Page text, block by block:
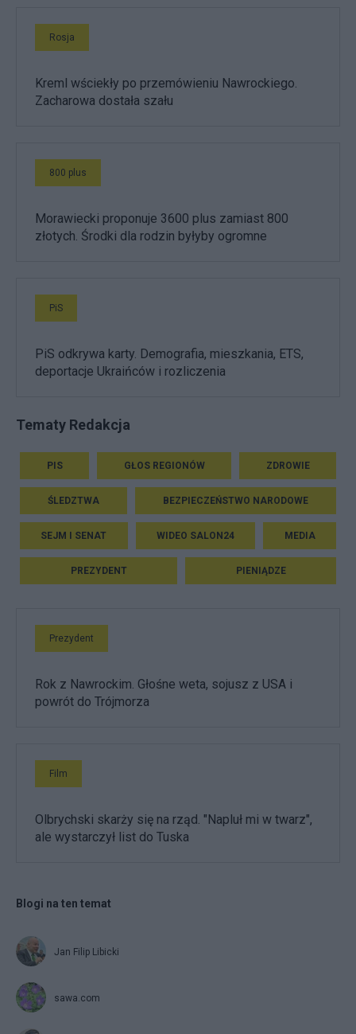
Rosja
Kreml wściekły po przemówieniu Nawrockiego.
Zacharowa dostała szału
800 plus
Morawiecki proponuje 3600 plus zamiast 800
złotych. Środki dla rodzin byłyby ogromne
PiS
PiS odkrywa karty. Demografia, mieszkania, ETS,
deportacje Ukraińców i rozliczenia
Tematy Redakcja
PIS GŁOS REGIONÓW ZDROWIE
ŚLEDZTWA BEZPIECZEŃSTWO NARODOWE
SEJM I SENAT WIDEO SALON24 MEDIA
PREZYDENT PIENIĄDZE
Prezydent
Rok z Nawrockim. Głośne weta, sojusz z USA i
powrót do Trójmorza
Film
Olbrychski skarży się na rząd. "Napluł mi w twarz",
ale wystarczył list do Tuska
Blogi na ten temat
Jan Filip Libicki
sawa.com